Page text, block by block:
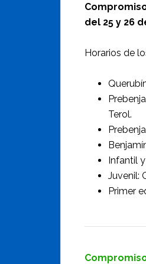
del 25 y 26
Horarios de
Terol.
Infantil
Juvenil:
Primer